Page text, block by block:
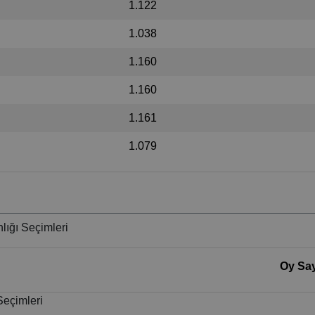
1.122
1.038
1.160
1.160
1.161
1.079
Seçimleri
Oy